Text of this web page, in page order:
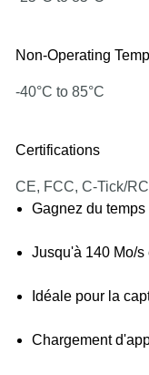
Non-Operating
-40°C to 85°C
Certifications
CE, FCC, C-Tick/
Gagnez du
Jusqu'à 140 Mo/s
Idéale pour la
Chargement